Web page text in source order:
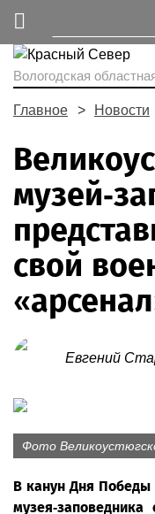
Вологодская
Главное Новости
музей-
свой
Евгений
Фото
В канун Дня Победы
музея-